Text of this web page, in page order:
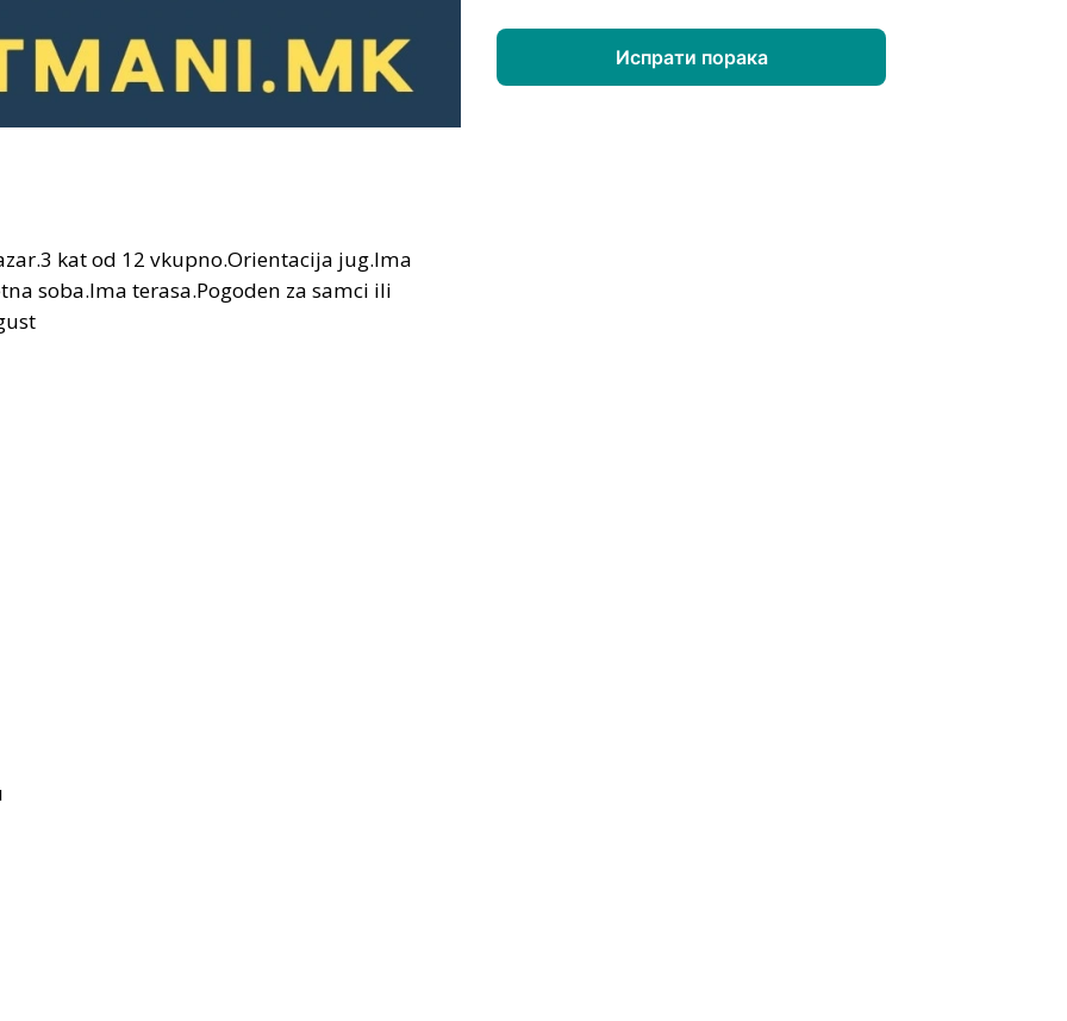
kat od 12 vkupno.Orientacija jug.Ima
soba.Ima terasa.Pogoden za samci ili